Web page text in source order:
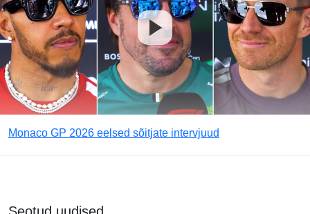
Monaco GP 2026 eelsed sõitjate intervjuud